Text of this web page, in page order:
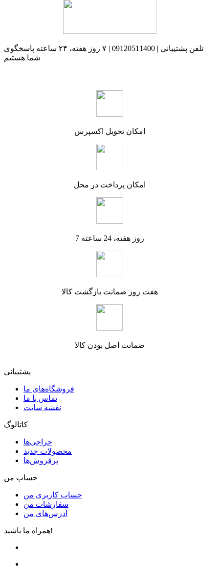
تلفن پشتیبانی | 09120511400 | ۷ روز هفته، ۲۴ ساعته پاسخگوی
شما هستیم
امکان تحویل اکسپرس
امکان پرداخت در محل
7 روز هفته، 24 ساعته
هفت روز ضمانت بازگشت کالا
ضمانت اصل بودن کالا
پشتیبانی
فروشگاه‌های ما
تماس با ما
نقشه سایت
کاتالوگ
حراجی‌ها
محصولات جدید
پرفروش‌ها
حساب من
حساب کاربری من
سفارشات من
آدرس‌های من
همراه ما باشید!